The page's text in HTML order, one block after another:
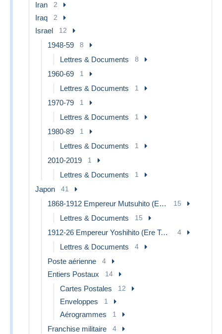
Iran 2
Iraq 2
Israel 12
1948-59 8
Lettres & Documents 8
1960-69 1
Lettres & Documents 1
1970-79 1
Lettres & Documents 1
1980-89 1
Lettres & Documents 1
2010-2019 1
Lettres & Documents 1
Japon 41
1868-1912 Empereur Mutsuhito (Ere Meiji) 15
Lettres & Documents 15
1912-26 Empereur Yoshihito (Ere Taishou) 4
Lettres & Documents 4
Poste aérienne 4
Entiers Postaux 14
Cartes Postales 12
Enveloppes 1
Aérogrammes 1
Franchise militaire 4